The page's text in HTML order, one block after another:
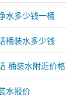
水多少钱一桶
桶装水多少钱
桶装水附近价格
水报价